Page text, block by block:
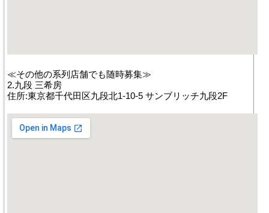
≪その他の系列店舗でも随時募集≫
2.九段 三希房
住所:東京都千代田区九段北1-10-5 サンブリッチ九段2F